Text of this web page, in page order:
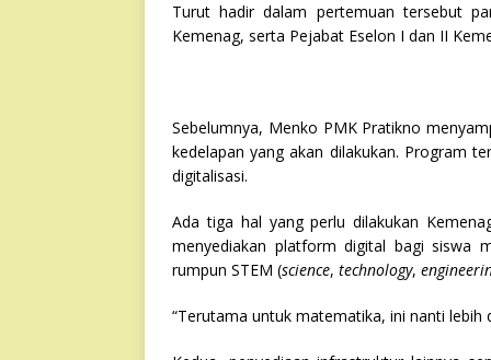
Turut hadir dalam pertemuan tersebut
Kemenag, serta Pejabat Eselon I dan II
Sebelumnya, Menko PMK Pratikno
kedelapan yang akan dilakukan. Program
digitalisasi.
Ada tiga hal yang perlu dilakukan
menyediakan platform digital bagi siswa
rumpun STEM (science, technology,
“Terutama untuk matematika, ini nanti lebih